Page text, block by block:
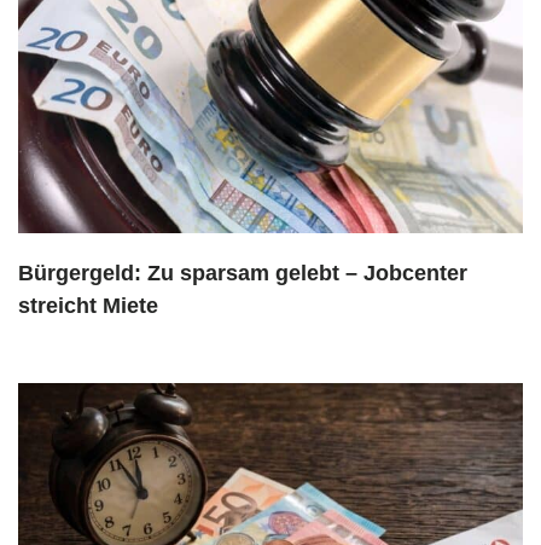
Bürgergeld: Zu sparsam gelebt – Jobcenter
streicht Miete